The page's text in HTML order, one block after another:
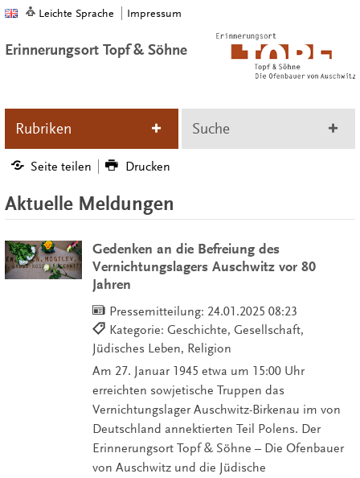
Leichte Sprache Impressum
Erinnerungsort Topf & Söhne
Rubriken Suche
Seite teilen Drucken
Aktuelle Meldungen
Gedenken an die Befreiung des
Vernichtungslagers Auschwitz vor 80
Jahren
Pressemitteilung: 24.01.2025 08:23
Kategorie: Geschichte, Gesellschaft,
Jüdisches Leben, Religion
Am 27. Januar 1945 etwa um 15:00 Uhr
erreichten sowjetische Truppen das
Vernichtungslager Auschwitz-Birkenau im von
Deutschland annektierten Teil Polens. Der
Erinnerungsort Topf & Söhne – Die Ofenbauer
von Auschwitz und die Jüdische